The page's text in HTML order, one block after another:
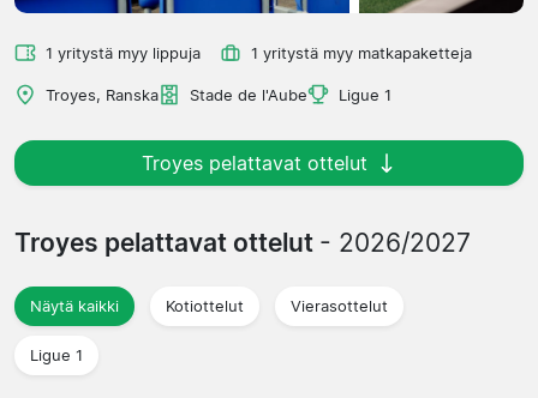
1 yritystä myy lippuja 1 yritystä myy matkapaketteja
Troyes, Ranska Stade de l'Aube Ligue 1
Troyes pelattavat ottelut
Troyes pelattavat ottelut - 2026/2027
Näytä kaikki Kotiottelut Vierasottelut
Ligue 1